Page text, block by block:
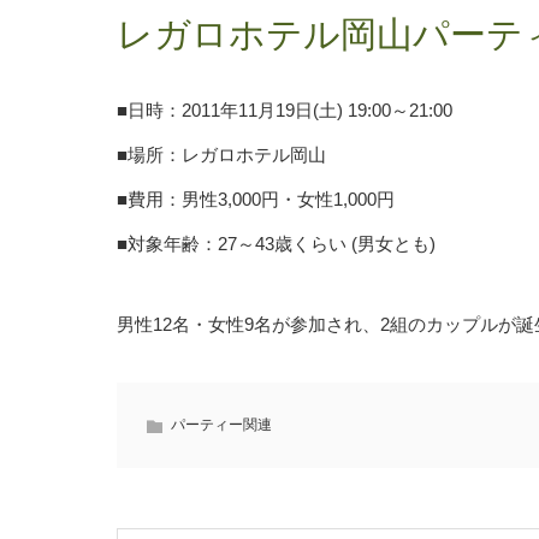
レガロホテル岡山パーテ
■日時：2011年11月19日(土) 19:00～21:00
■場所：レガロホテル岡山
■費用：男性3,000円・女性1,000円
■対象年齢：27～43歳くらい (男女とも)
男性12名・女性9名が参加され、2組のカップルが誕
パーティー関連